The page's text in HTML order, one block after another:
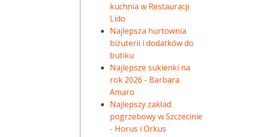
kuchnia w Restauracji
Lido
Najlepsza hurtownia
biżuterii i dodatków do
butiku
Najlepsze sukienki na
rok 2026 - Barbara
Amaro
Najlepszy zakład
pogrzebowy w Szczecinie
- Horus i Orkus